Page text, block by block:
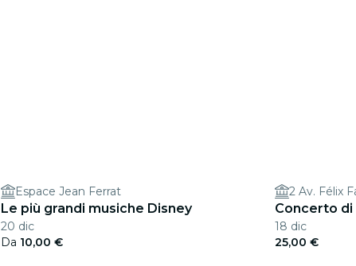
Espace Jean Ferrat
Le più grandi musiche Disney
20 dic
Da 10,00 €
2 Av. Félix
Concerto
18 dic
25,00 €